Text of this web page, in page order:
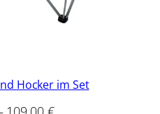
Hocker im Set